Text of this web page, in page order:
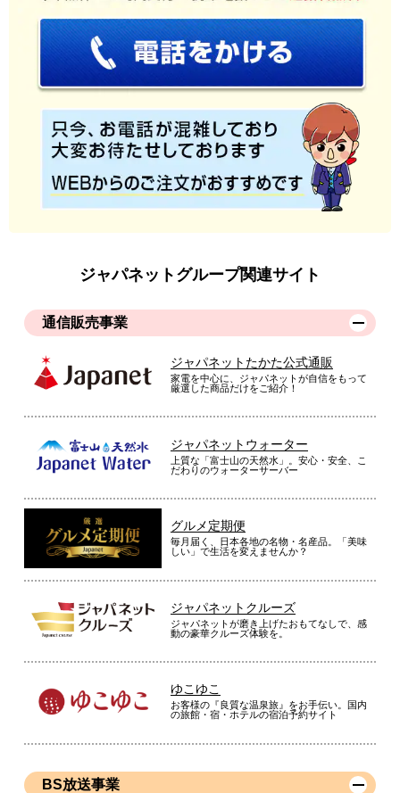
ジャパネットグループ関連サイト
通信販売事業
ジャパネットたかた公式通販
家電を中心に、ジャパネットが自信をもって
厳選した商品だけをご紹介！
ジャパネットウォーター
上質な「富士山の天然水」。安心・安全、こ
だわりのウォーターサーバー
グルメ定期便
毎月届く、日本各地の名物・名産品。「美味
しい」で生活を変えませんか？
ジャパネットクルーズ
ジャパネットが磨き上げたおもてなしで、感
動の豪華クルーズ体験を。
ゆこゆこ
お客様の『良質な温泉旅』をお手伝い。国内
の旅館・宿・ホテルの宿泊予約サイト
BS放送事業